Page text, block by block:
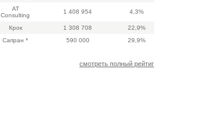
AT
Consulting
1 408 954 4,3%
Крок 1 308 708
22,9%
Сапран * 590 000 29,9%
смотреть полный рейтиг